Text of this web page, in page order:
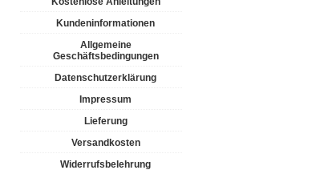
Kundeninformationen
Allgemeine
Geschäftsbedingungen
Datenschutzerklärung
Impressum
Lieferung
Versandkosten
Widerrufsbelehrung